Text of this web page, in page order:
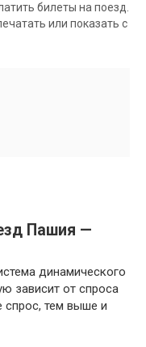
билеты на поезд.
или показать с
Пашия —
динамического
зависит от спроса
спрос, тем выше и